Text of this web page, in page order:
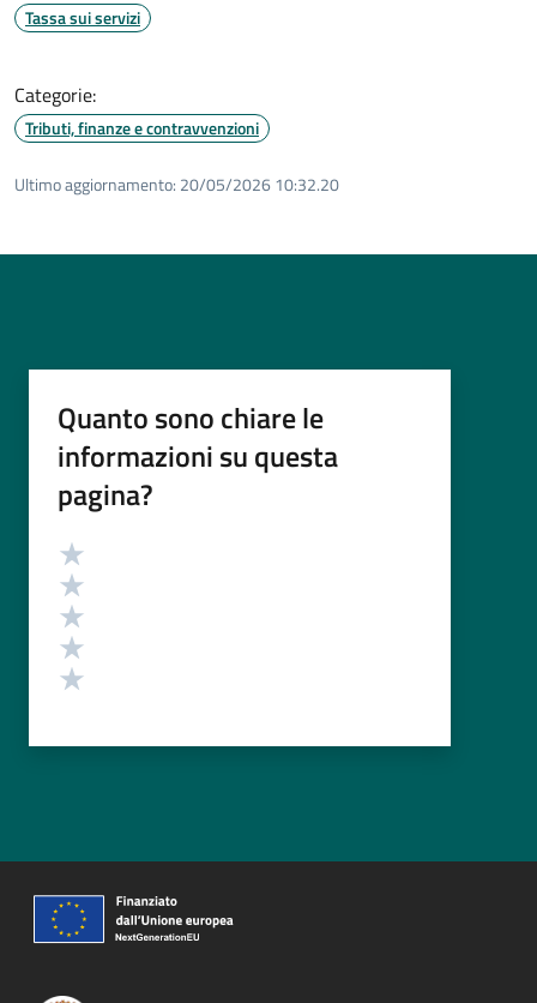
Tassa sui servizi
Categorie:
Tributi, finanze e contravvenzioni
Ultimo aggiornamento: 20/05/2026 10:32.20
Quanto sono chiare le
informazioni su questa
pagina?
Valutazione